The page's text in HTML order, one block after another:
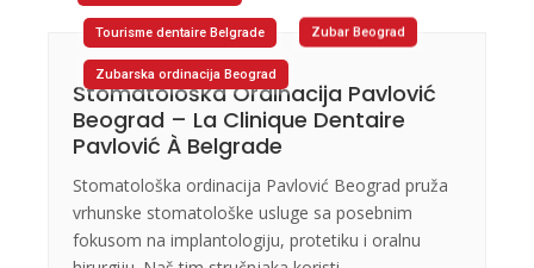
Tourisme dentaire Belgrade Zubar Beograd
Zubarska ordinacija Beograd
Stomatološka Ordinacija Pavlović
Beograd – La Clinique Dentaire
Pavlović À Belgrade
Stomatološka ordinacija Pavlović Beograd pruža
vrhunske stomatološke usluge sa posebnim
fokusom na implantologiju, protetiku i oralnu